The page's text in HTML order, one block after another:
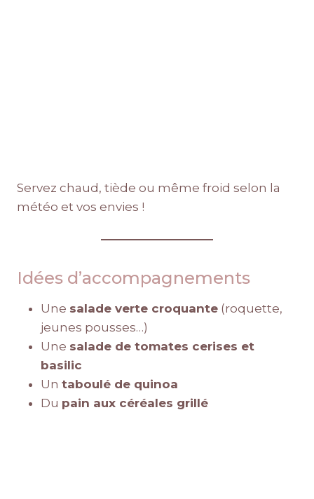
Servez chaud, tiède ou même froid selon la
météo et vos envies !
Idées d’accompagnements
Une salade verte croquante (roquette,
jeunes pousses…)
Une salade de tomates cerises et
basilic
Un taboulé de quinoa
Du pain aux céréales grillé